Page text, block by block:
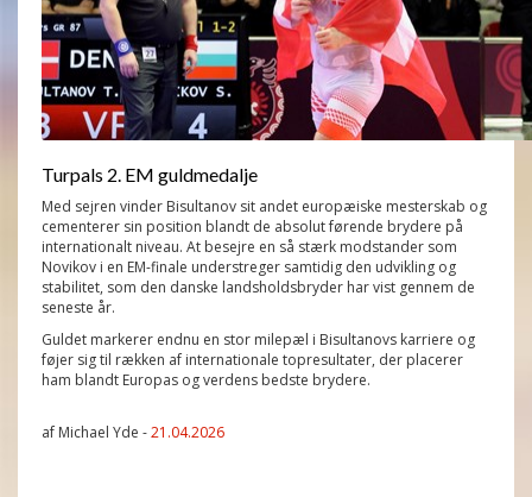
Turpals 2. EM guldmedalje
Med sejren vinder Bisultanov sit andet europæiske mesterskab og
cementerer sin position blandt de absolut førende brydere på
internationalt niveau. At besejre en så stærk modstander som
Novikov i en EM-finale understreger samtidig den udvikling og
stabilitet, som den danske landsholdsbryder har vist gennem de
seneste år.
Guldet markerer endnu en stor milepæl i Bisultanovs karriere og
føjer sig til rækken af internationale topresultater, der placerer
ham blandt Europas og verdens bedste brydere.
af Michael Yde -21.04.2026